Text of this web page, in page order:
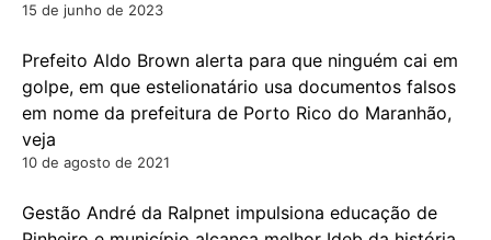
15 de junho de 2023
Prefeito Aldo Brown alerta para que ninguém cai em
golpe, em que estelionatário usa documentos falsos
em nome da prefeitura de Porto Rico do Maranhão,
veja
10 de agosto de 2021
Gestão André da Ralpnet impulsiona educação de